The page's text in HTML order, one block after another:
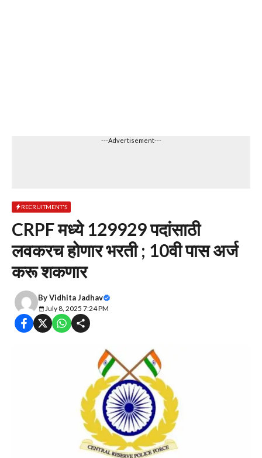
---Advertisement---
RECRUITMENT'S
CRPF मध्ये 129929 पदांसाठी
लवकरच होणार भरती ; 10वी पास अर्ज
करू शकणार
ByVidhita Jadhav
July 8, 2025 7:24 PM